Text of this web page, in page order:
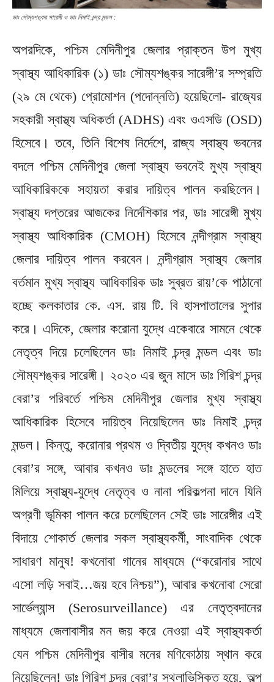
ডাঃ সৌম্যশঙ্কর সারেঙ্গী ও ডাঃ নিমাই চন্দ্র মন্ডল :
অপরদিকে, পশ্চিম মেদিনীপুর জেলার প্রাক্তন উপ মুখ্য
স্বাস্থ্য আধিকারিক (১) ডাঃ সৌম্যশঙ্কর সারেঙ্গী’র সম্প্রতি
(২৯ মে থেকে) প্রোমোশন (পদোন্নতি) হয়েছিলো- রাজ্যের
সহকারী স্বাস্থ্য অধিকর্তা (ADHS) এবং ওএসডি (OSD)
হিসেবে। তবে, তিনি বিশেষ নির্দেশে, রাজ্য স্বাস্থ্য ভবনের
বদলে পশ্চিম মেদিনীপুর জেলা স্বাস্থ্য ভবনেই মুখ্য স্বাস্থ্য
আধিকারিককে সহায়তা করার দায়িত্ব পালন করছিলেন।
স্বাস্থ্য দপ্তরের আজকের নির্দেশিকার পর, ডাঃ সারেঙ্গী মুখ্য
স্বাস্থ্য আধিকারিক (CMOH) হিসেবে নন্দীগ্রাম স্বাস্থ্য
জেলার দায়িত্ব পালন করবেন। নন্দীগ্রাম স্বাস্থ্য জেলার
বর্তমান মুখ্য স্বাস্থ্য আধিকারিক ডাঃ সুব্রত রায়’কে পাঠানো
হচ্ছে কলকাতার কে. এস. রায় টি. বি হাসপাতালের সুপার
করে। এদিকে, জেলার করোনা যুদ্ধে একেবারে সামনে থেকে
নেতৃত্ব দিয়ে চলেছিলেন ডাঃ নিমাই চন্দ্র মন্ডল এবং ডাঃ
সৌম্যশঙ্কর সারেঙ্গী। ২০২০ এর জুন মাসে ডাঃ গিরিশ চন্দ্র
বেরা’র পরিবর্তে পশ্চিম মেদিনীপুর জেলার মুখ্য স্বাস্থ্য
আধিকারিক হিসেবে দায়িত্ব নিয়েছিলেন ডাঃ নিমাই চন্দ্র
মন্ডল। কিন্তু, করোনার প্রথম ও দ্বিতীয় যুদ্ধে কখনও ডাঃ
বেরা’র সঙ্গে, আবার কখনও ডাঃ মন্ডলের সঙ্গে হাতে হাত
মিলিয়ে স্বাস্থ্য-যুদ্ধে নেতৃত্ব ও নানা পরিকল্পনা দানে যিনি
অগ্রণী ভূমিকা পালন করে চলেছিলেন সেই ডাঃ সারেঙ্গীর এই
বিদায়ে শোকার্ত জেলার সকল স্বাস্থ্যকর্মী, সাংবাদিক থেকে
সাধারণ মানুষ! কখনোবা গানের মাধ্যমে (“করোনার সাথে
এসো লড়ি সবাই…জয় হবে নিশ্চয়”), আবার কখনোবা সেরো
সার্ভেল্যান্স (Serosurveillance) এর নেতৃত্বদানের
মাধ্যমে জেলাবাসীর মন জয় করে নেওয়া এই স্বাস্থ্যকর্তা
যেন পশ্চিম মেদিনীপুর বাসীর মনের মণিকোঠায় স্থান করে
নিয়েছিলেন! ডাঃ গিরিশ চন্দ্র বেরা’র স্থলাভিসিক্ত হয়ে, অল্প